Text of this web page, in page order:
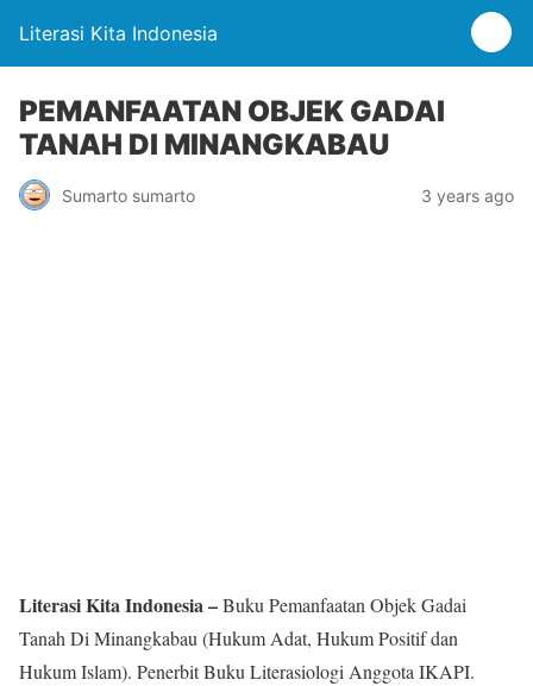
Literasi Kita Indonesia
PEMANFAATAN OBJEK GADAI
TANAH DI MINANGKABAU
Sumarto sumarto 3 years ago
Literasi Kita Indonesia –Buku Pemanfaatan Objek Gadai
Tanah Di Minangkabau (Hukum Adat, Hukum Positif dan
Hukum Islam). Penerbit Buku Literasiologi Anggota IKAPI.